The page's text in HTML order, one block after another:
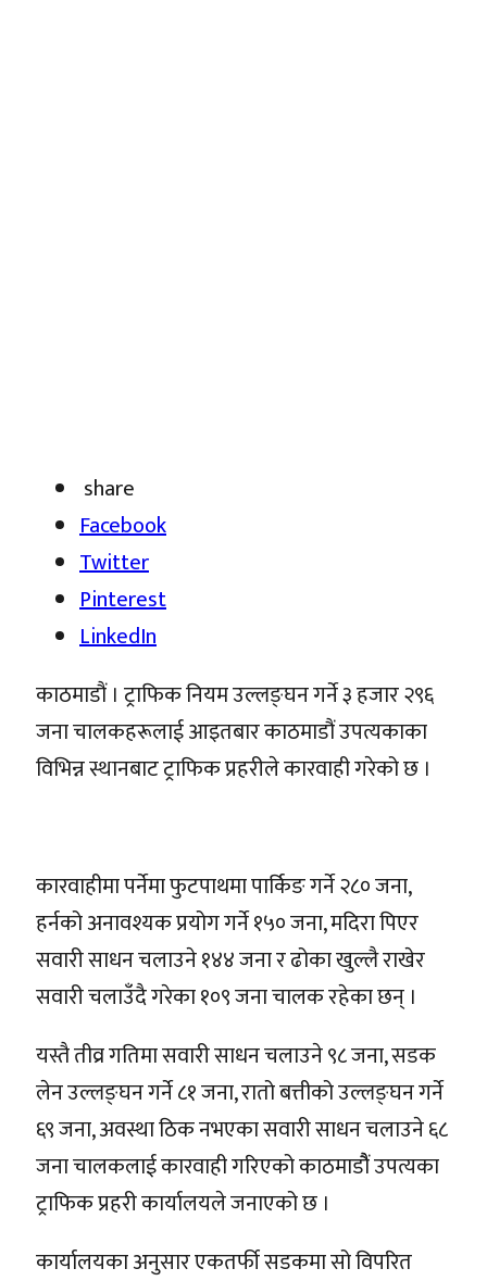
share
Facebook
Twitter
Pinterest
LinkedIn
काठमाडौं । ट्राफिक नियम उल्लङ्घन गर्ने ३ हजार २९६
जना चालकहरूलाई आइतबार काठमाडौं उपत्यकाका
विभिन्न स्थानबाट ट्राफिक प्रहरीले कारवाही गरेको छ ।
कारवाहीमा पर्नेमा फुटपाथमा पार्किङ गर्ने २८० जना,
हर्नको अनावश्यक प्रयोग गर्ने १५० जना, मदिरा पिएर
सवारी साधन चलाउने १४४ जना र ढोका खुल्लै राखेर
सवारी चलाउँदै गरेका १०९ जना चालक रहेका छन् ।
यस्तै तीव्र गतिमा सवारी साधन चलाउने ९८ जना, सडक
लेन उल्लङ्घन गर्ने ८१ जना, रातो बत्तीको उल्लङ्घन गर्ने
६९ जना, अवस्था ठिक नभएका सवारी साधन चलाउने ६८
जना चालकलाई कारवाही गरिएको काठमाडौैं उपत्यका
ट्राफिक प्रहरी कार्यालयले जनाएको छ ।
कार्यालयका अनुसार एकतर्फी सडकमा सो विपरित